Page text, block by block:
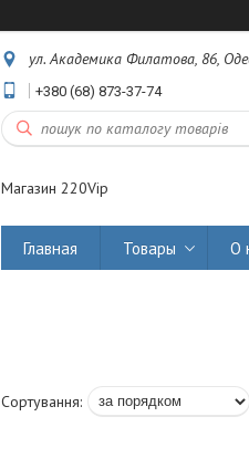
ул. Академика Филатова, 86,
+380 (68) 873-37-74
Магазин 220Vip
Главная Товары О